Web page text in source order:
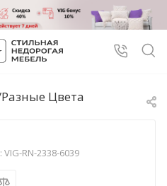
Цвета
VIG-RN-2338-6039